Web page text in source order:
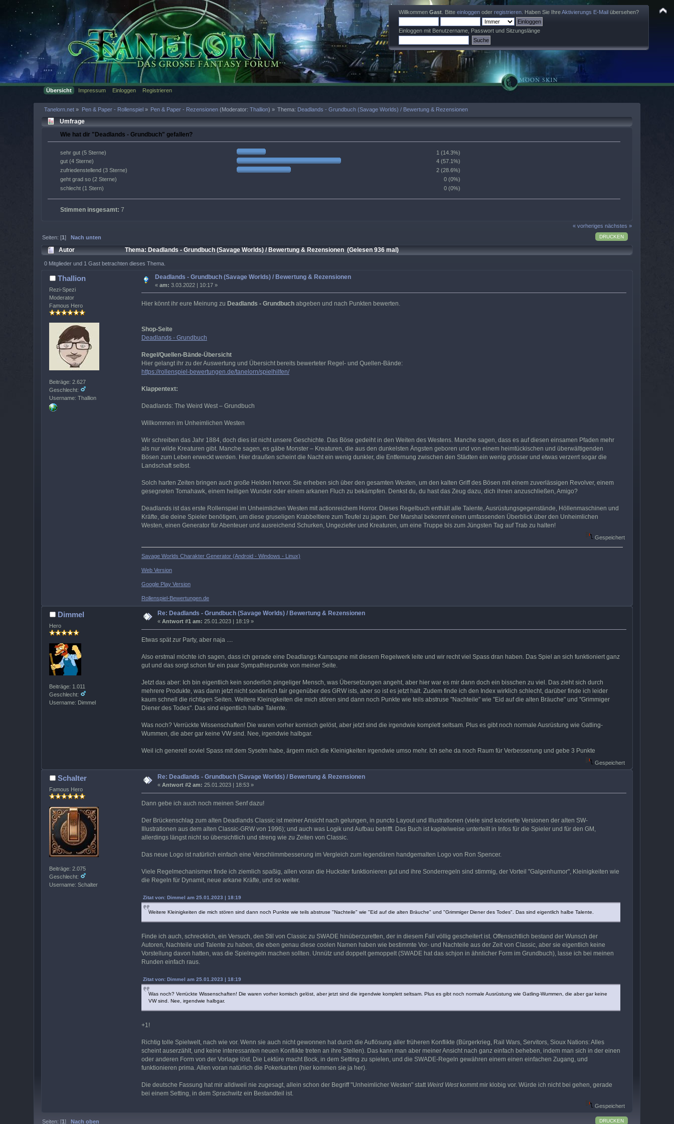
Willkommen Gast . Bitte einloggen oder registrieren . Haben Sie IhreAktivierungs E-Mail übersehen?
Einloggen mit Benutzername, Passwort und Sitzungslänge
Übersicht Impressum Einloggen Registrieren
Tanelorn.net » Pen & Paper - Rollenspiel» Pen & Paper - Rezensionen (Moderator:Thallion) » Thema: Deadlands - Grundbuch (Savage Worlds) / Bewertung & Rezensionen
Umfrage
Wie hat dir "Deadlands - Grundbuch" gefallen?
sehr gut (5 Sterne)
1 (14.3%)
gut (4 Sterne)
4 (57.1%)
zufriedenstellend (3 Sterne)
2 (28.6%)
geht grad so (2 Sterne)
0 (0%)
schlecht (1 Stern)
0 (0%)
Stimmen insgesamt: 7
« vorheriges nächstes »
DRUCKEN
Seiten: [1]Nach unten
Autor Thema: Deadlands - Grundbuch (Savage Worlds) / Bewertung & Rezensionen (Gelesen 936 mal)
0 Mitglieder und 1 Gast betrachten dieses Thema.
Thallion
Rezi-Spezi
Moderator
Famous Hero
Beiträge: 2.627
Geschlecht:
Username: Thallion
Deadlands - Grundbuch (Savage Worlds) / Bewertung & Rezensionen
«am: 3.03.2022 | 10:17 »
Hier könnt ihr eure Meinung zu Deadlands - Grundbuchabgeben und nach Punkten bewerten.
Shop-Seite
Deadlands - Grundbuch
Regel/Quellen-Bände-Übersicht
Hier gelangt ihr zu der Auswertung und Übersicht bereits bewerteter Regel- und Quellen-Bände:
https://rollenspiel-bewertungen.de/tanelorn/spielhilfen/
Klappentext:
Deadlands: The Weird West – Grundbuch
Willkommen im Unheimlichen Westen
Wir schreiben das Jahr 1884, doch dies ist nicht unsere Geschichte. Das Böse gedeiht in den Weiten des Westens. Manche sagen, dass es auf diesen einsamen Pfaden mehr
als nur wilde Kreaturen gibt. Manche sagen, es gäbe Monster – Kreaturen, die aus den dunkelsten Ängsten geboren und von einem heimtückischen und überwältigenden
Bösen zum Leben erweckt werden. Hier draußen scheint die Nacht ein wenig dunkler, die Entfernung zwischen den Städten ein wenig grösser und etwas verzerrt sogar die
Landschaft selbst.
Solch harten Zeiten bringen auch große Helden hervor. Sie erheben sich über den gesamten Westen, um den kalten Griff des Bösen mit einem zuverlässigen Revolver, einem
gesegneten Tomahawk, einem heiligen Wunder oder einem arkanen Fluch zu bekämpfen. Denkst du, du hast das Zeug dazu, dich ihnen anzuschließen, Amigo?
Deadlands ist das erste Rollenspiel im Unheimlichen Westen mit actionreichem Horror. Dieses Regelbuch enthält alle Talente, Ausrüstungsgegenstände, Höllenmaschinen und
Kräfte, die deine Spieler benötigen, um diese gruseligen Krabbeltiere zum Teufel zu jagen. Der Marshal bekommt einen umfassenden Überblick über den Unheimlichen
Westen, einen Generator für Abenteuer und ausreichend Schurken, Ungeziefer und Kreaturen, um eine Truppe bis zum Jüngsten Tag auf Trab zu halten!
Gespeichert
Savage Worlds Charakter Generator (Android - Windows - Linux)
Web Version
Google Play Version
Rollenspiel-Bewertungen.de
Dimmel
Hero
Beiträge: 1.011
Geschlecht:
Username: Dimmel
Re: Deadlands - Grundbuch (Savage Worlds) / Bewertung & Rezensionen
«Antwort #1 am: 25.01.2023 | 18:19 »
Etwas spät zur Party, aber naja ....
Also erstmal möchte ich sagen, dass ich gerade eine Deadlangs Kampagne mit diesem Regelwerk leite und wir recht viel Spass dran haben. Das Spiel an sich funktioniert ganz
gut und das sorgt schon für ein paar Sympathiepunkte von meiner Seite.
Jetzt das aber: Ich bin eigentlich kein sonderlich pingeliger Mensch, was Übersetzungen angeht, aber hier war es mir dann doch ein bisschen zu viel. Das zieht sich durch
mehrere Produkte, was dann jetzt nicht sonderlich fair gegenüber des GRW ists, aber so ist es jetzt halt. Zudem finde ich den Index wirklich schlecht, darüber finde ich leider
kaum schnell die richtigen Seiten. Weitere Kleinigkeiten die mich stören sind dann noch Punkte wie teils abstruse "Nachteile" wie "Eid auf die alten Bräuche" und "Grimmiger
Diener des Todes". Das sind eigentlich halbe Talente.
Was noch? Verrückte Wissenschaften! Die waren vorher komisch gelöst, aber jetzt sind die irgendwie komplett seltsam. Plus es gibt noch normale Ausrüstung wie Gatling-
Wummen, die aber gar keine VW sind. Nee, irgendwie halbgar.
Weil ich generell soviel Spass mit dem Sysetm habe, ärgern mich die Kleinigkeiten irgendwie umso mehr. Ich sehe da noch Raum für Verbesserung und gebe 3 Punkte
Gespeichert
Schalter
Famous Hero
Beiträge: 2.075
Geschlecht:
Username: Schalter
Re: Deadlands - Grundbuch (Savage Worlds) / Bewertung & Rezensionen
«Antwort #2 am: 25.01.2023 | 18:53 »
Dann gebe ich auch noch meinen Senf dazu!
Der Brückenschlag zum alten Deadlands Classic ist meiner Ansicht nach gelungen, in puncto Layout und Illustrationen (viele sind kolorierte Versionen der alten SW-
Illustrationen aus dem alten Classic-GRW von 1996); und auch was Logik und Aufbau betrifft. Das Buch ist kapitelweise unterteilt in Infos für die Spieler und für den GM,
allerdings längst nicht so übersichtlich und streng wie zu Zeiten von Classic.
Das neue Logo ist natürlich einfach eine Verschlimmbesserung im Vergleich zum legendären handgemalten Logo von Ron Spencer.
Viele Regelmechanismen finde ich ziemlich spaßig, allen voran die Huckster funktionieren gut und ihre Sonderregeln sind stimmig, der Vorteil "Galgenhumor", Kleinigkeiten wie
die Regeln für Dynamit, neue arkane Kräfte, und so weiter.
Zitat von: Dimmel am 25.01.2023 | 18:19
Weitere Kleinigkeiten die mich stören sind dann noch Punkte wie teils abstruse "Nachteile" wie "Eid auf die alten Bräuche" und "Grimmiger Diener des Todes". Das sind eigentlich halbe Talente.
Finde ich auch, schrecklich, ein Versuch, den Stil von Classic zu SWADE hinüberzuretten, der in diesem Fall völlig gescheitert ist. Offensichtlich bestand der Wunsch der
Autoren, Nachteile und Talente zu haben, die eben genau diese coolen Namen haben wie bestimmte Vor- und Nachteile aus der Zeit von Classic, aber sie eigentlich keine
Vorstellung davon hatten, was die Spielregeln machen sollten. Unnütz und doppelt gemoppelt (SWADE hat das schjon in ähnlicher Form im Grundbuch), lasse ich bei meinen
Runden einfach raus.
Zitat von: Dimmel am 25.01.2023 | 18:19
Was noch? Verrückte Wissenschaften! Die waren vorher komisch gelöst, aber jetzt sind die irgendwie komplett seltsam. Plus es gibt noch normale Ausrüstung wie Gatling-Wummen, die aber gar keine
VW sind. Nee, irgendwie halbgar.
+1!
Richtig tolle Spielwelt, nach wie vor. Wenn sie auch nicht gewonnen hat durch die Auflösung aller früheren Konflikte (Bürgerkrieg, Rail Wars, Servitors, Sioux Nations: Alles
scheint auserzählt, und keine interessanten neuen Konflikte treten an ihre Stellen). Das kann man aber meiner Ansicht nach ganz einfach beheben, indem man sich in der einen
oder anderen Form von der Vorlage löst. Die Lektüre macht Bock, in dem Setting zu spielen, und die SWADE-Regeln gewähren einem einen einfachen Zugang, und
funktionieren prima. Allen voran natürlich die Pokerkarten (hier kommen sie ja her).
Die deutsche Fassung hat mir alldiweil nie zugesagt, allein schon der Begriff "Unheimlicher Westen" statt Weird Westkommt mir klobig vor. Würde ich nicht bei gehen, gerade
bei einem Setting, in dem Sprachwitz ein Bestandteil ist.
Gespeichert
DRUCKEN
Seiten: [1]Nach oben